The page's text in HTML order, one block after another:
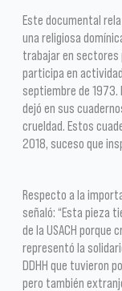
Este documental
una religiosa
trabajar en sectores
participa en
septiembre de
dejó en sus
crueldad. Estos
2018, suceso que
Respecto a la
señaló: “Esta pieza
de la USACH porque
representó la
DDHH que tuvieron
pero también